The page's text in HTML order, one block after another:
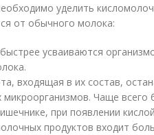
уделить
от обычного молока:
усваиваются
входящая в их состав,
микроорганизмов. Чаще
при появлении
продуктов входит